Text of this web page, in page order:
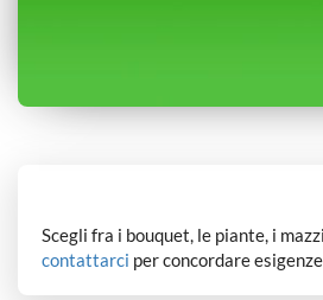
Scegli fra i bouquet, le piante, i
contattarci per concordare